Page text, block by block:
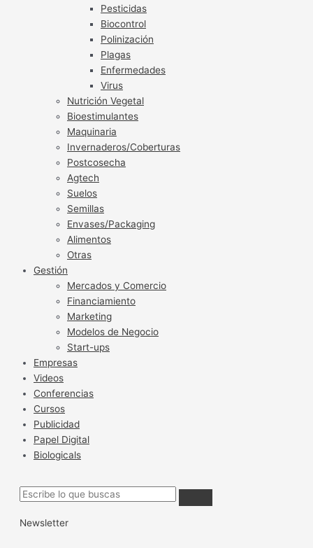
Pesticidas
Biocontrol
Polinización
Plagas
Enfermedades
Virus
Nutrición Vegetal
Bioestimulantes
Maquinaria
Invernaderos/Coberturas
Postcosecha
Agtech
Suelos
Semillas
Envases/Packaging
Alimentos
Otras
Gestión
Mercados y Comercio
Financiamiento
Marketing
Modelos de Negocio
Start-ups
Empresas
Videos
Conferencias
Cursos
Publicidad
Papel Digital
Biologicals
Newsletter